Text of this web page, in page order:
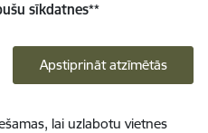
sīkdatnes**
Apstiprināt atzīmētās
lai uzlabotu vietnes